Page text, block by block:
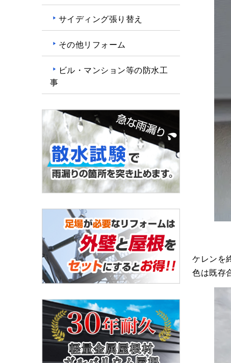
ケレンを
色は既存
サイディング張り替え
その他リフォーム
ビル・マンション等の防水工
事